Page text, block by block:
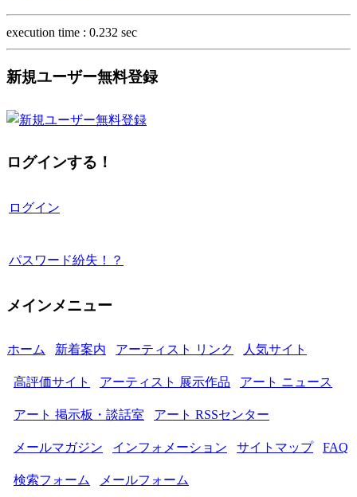
execution time : 0.232 sec
新規ユーザー無料登録
ログインする！
ログイン
パスワード紛失！？
メインメニュー
ホーム 新着案内 アーティスト リンク 人気サイト
高評価サイト アーティスト 展示作品 アート ニュース
アート 掲示板・談話室 アート RSSセンター
メールマガジン インフォメーション サイトマップ FAQ
検索フォーム メールフォーム